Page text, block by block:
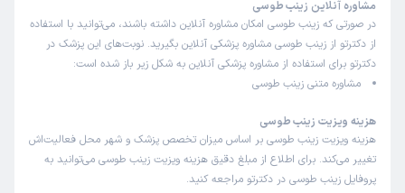
مشاوره آنلاین زینب طوسی
در صورتی که زینب طوسی امکان مشاوره آنلاین داشته باشند، می‌توانید با استفاده
از دکترتو از زینب طوسی مشاوره پزشکی آنلاین بگیرید. نوبت‌های این پزشک در
دکترتو برای استفاده از مشاوره پزشکی آنلاین به شکل زیر باز شده است:
مشاوره متنی زینب طوسی
هزینه ویزیت زینب طوسی
هزینه ویزیت زینب طوسی بر اساس میزان تخصص پزشک و شهر محل فعالیت‌اش
تغییر می‌کند. برای اطلاع از مبلغ دقیق هزینه ویزیت زینب طوسی می‌توانید به
پروفایل زینب طوسی در دکترتو مراجعه کنید.